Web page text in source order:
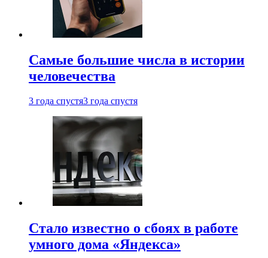
Самые большие числа в истории
человечества
3 года спустя3 года спустя
Стало известно о сбоях в работе
умного дома «Яндекса»